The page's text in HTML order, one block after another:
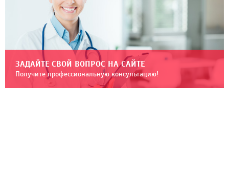
ЗАДАЙТЕ СВОЙ ВОПРОС НА САЙТЕ
Получите профессиональную консультацию!